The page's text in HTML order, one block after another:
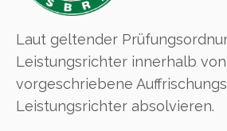
Laut geltender
Leistungsrichter innerhalb von
vorgeschriebene
Leistungsrichter absolvieren.